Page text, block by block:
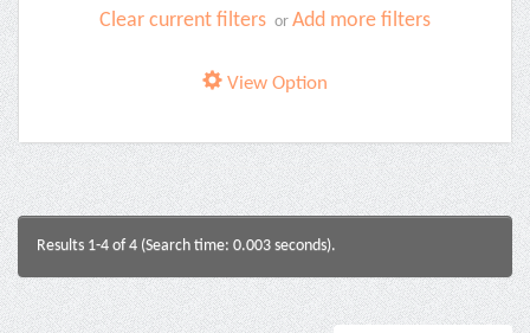
Clear current filters or Add more filters
View Option
Results 1-4 of 4 (Search time: 0.003 seconds).